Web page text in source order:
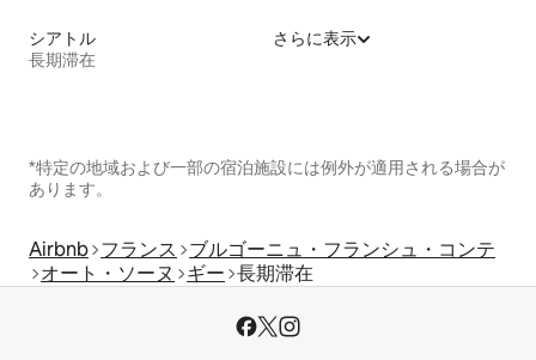
シアトル
長期滞在
さらに表示
*特定の地域および一部の宿泊施設には例外が適用される場合が
あります。
Airbnb フランス
ブルゴーニュ・フランシュ・コンテ
オート・ソーヌ
ギー 長期滞在